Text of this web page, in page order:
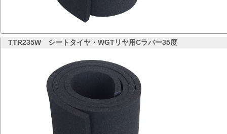
TTR235W シートタイヤ・WGTリヤ用Cラバー35度